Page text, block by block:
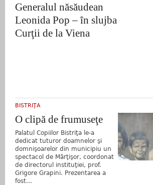
Generalul năsăudean
Leonida Pop – în slujba
Curţii de la Viena
BISTRIŢA
O clipă de frumuseţe
Palatul Copiilor Bistriţa le-a
dedicat tuturor doamnelor şi
domnişoarelor din municipiu un
spectacol de Mărţişor, coordonat
de directorul instituţiei, prof.
Grigore Grapini. Prezentarea a
fost...